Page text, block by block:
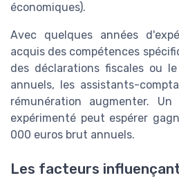
économiques).
Avec quelques années
acquis des compétences
des déclarations fiscales ou
annuels, les assistants-
rémunération augmenter. Un
expérimenté peut espérer
000 euros brut annuels.
Les facteurs